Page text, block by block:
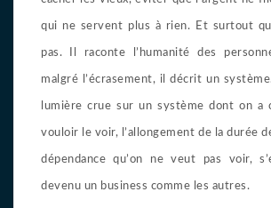
qui ne servent plus à rien. Et surtout
pas. Il raconte l’humanité des
malgré l’écrasement, il décrit un
lumière crue sur un système dont on a
vouloir le voir, l’allongement de la durée
dépendance qu’on ne veut pas voir,
devenu un business comme les autres.